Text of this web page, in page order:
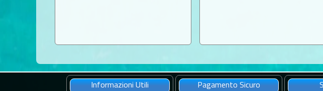
Informazioni Utili Pagamento Sicuro